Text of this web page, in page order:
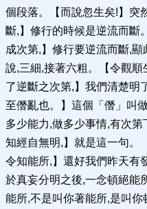
個段落。【而說忽生矣!】突
斷,】修行的時候是逆流而斷
成次第,】修行要逆流而斷,
說,三細,接著六粗。【令觀
了逆斷之次第,】我們清楚明
至僭亂也。】這個「僭」叫
多少能力,做多少事情,有次
知經自無明,】就是這一句。
令知能所,】還好我們昨天有
於真妄分明之後,一念頓絕能
能所,不是叫你著能所,是叫